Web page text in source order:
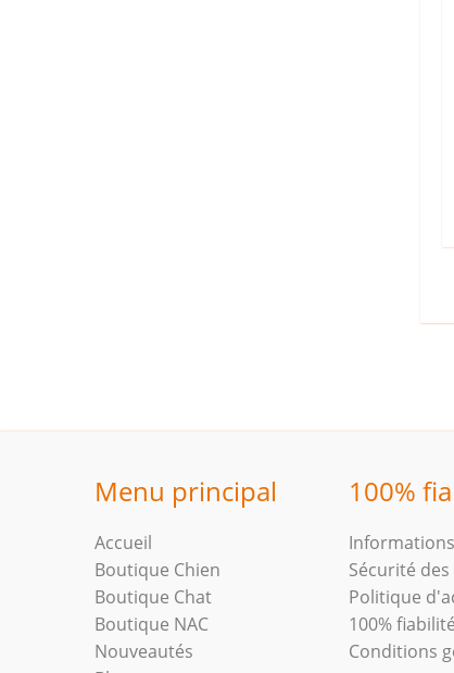
Menu principal
Accueil
Boutique Chien
Boutique Chat
Boutique NAC
Nouveautés
100%
Sécurité
Politique
100% fiabilité
Conditions